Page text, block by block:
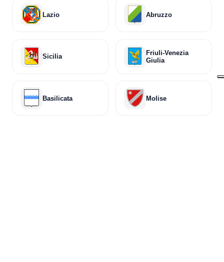
Corigliano Rossano
Lazio Abruzzo
Sicilia
Friuli-Venezia
Giulia
Basilicata Molise